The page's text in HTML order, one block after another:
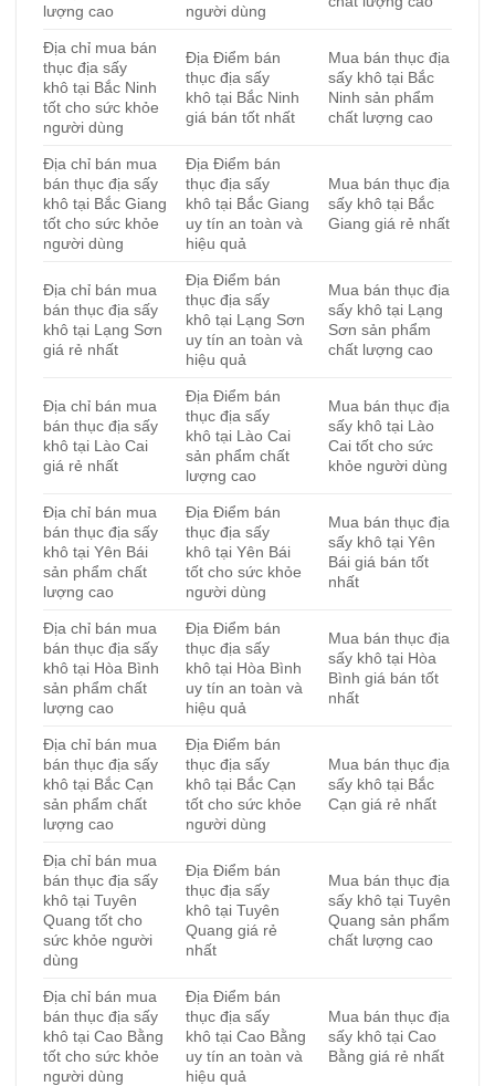
lượng cao
người dùng
Địa chỉ mua bán
thục địa sấy
khô tại Bắc Ninh
tốt cho sức khỏe
người dùng
Địa Điểm bán
thục địa sấy
khô tại Bắc Ninh
giá bán tốt nhất
Mua bán thục địa
sấy khô tại Bắc
Ninh sản phẩm
chất lượng cao
Địa chỉ bán mua
bán thục địa sấy
khô tại Bắc Giang
tốt cho sức khỏe
người dùng
Địa Điểm bán
thục địa sấy
khô tại Bắc Giang
uy tín an toàn và
hiệu quả
Mua bán thục địa
sấy khô tại Bắc
Giang giá rẻ nhất
Địa chỉ bán mua
bán thục địa sấy
khô tại Lạng Sơn
giá rẻ nhất
Địa Điểm bán
thục địa sấy
khô tại Lạng Sơn
uy tín an toàn và
hiệu quả
Mua bán thục địa
sấy khô tại Lạng
Sơn sản phẩm
chất lượng cao
Địa chỉ bán mua
bán thục địa sấy
khô tại Lào Cai
giá rẻ nhất
Địa Điểm bán
thục địa sấy
khô tại Lào Cai
sản phẩm chất
lượng cao
Mua bán thục địa
sấy khô tại Lào
Cai tốt cho sức
khỏe người dùng
Địa chỉ bán mua
bán thục địa sấy
khô tại Yên Bái
sản phẩm chất
lượng cao
Địa Điểm bán
thục địa sấy
khô tại Yên Bái
tốt cho sức khỏe
người dùng
Mua bán thục địa
sấy khô tại Yên
Bái giá bán tốt
nhất
Địa chỉ bán mua
bán thục địa sấy
khô tại Hòa Bình
sản phẩm chất
lượng cao
Địa Điểm bán
thục địa sấy
khô tại Hòa Bình
uy tín an toàn và
hiệu quả
Mua bán thục địa
sấy khô tại Hòa
Bình giá bán tốt
nhất
Địa chỉ bán mua
bán thục địa sấy
khô tại Bắc Cạn
sản phẩm chất
lượng cao
Địa Điểm bán
thục địa sấy
khô tại Bắc Cạn
tốt cho sức khỏe
người dùng
Mua bán thục địa
sấy khô tại Bắc
Cạn giá rẻ nhất
Địa chỉ bán mua
bán thục địa sấy
khô tại Tuyên
Quang tốt cho
sức khỏe người
dùng
Địa Điểm bán
thục địa sấy
khô tại Tuyên
Quang giá rẻ
nhất
Mua bán thục địa
sấy khô tại Tuyên
Quang sản phẩm
chất lượng cao
Địa chỉ bán mua
bán thục địa sấy
khô tại Cao Bằng
tốt cho sức khỏe
người dùng
Địa Điểm bán
thục địa sấy
khô tại Cao Bằng
uy tín an toàn và
hiệu quả
Mua bán thục địa
sấy khô tại Cao
Bằng giá rẻ nhất